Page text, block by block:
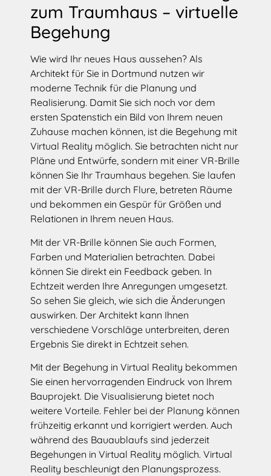
zum Traumhaus – virtuelle
Begehung
Wie wird Ihr neues Haus aussehen? Als
Architekt für Sie in Dortmund nutzen wir
moderne Technik für die Planung und
Realisierung. Damit Sie sich noch vor dem
ersten Spatenstich ein Bild von Ihrem neuen
Zuhause machen können, ist die Begehung mit
Virtual Reality möglich. Sie betrachten nicht nur
Pläne und Entwürfe, sondern mit einer VR-Brille
können Sie Ihr Traumhaus begehen. Sie laufen
mit der VR-Brille durch Flure, betreten Räume
und bekommen ein Gespür für Größen und
Relationen in Ihrem neuen Haus.
Mit der VR-Brille können Sie auch Formen,
Farben und Materialien betrachten. Dabei
können Sie direkt ein Feedback geben. In
Echtzeit werden Ihre Anregungen umgesetzt.
So sehen Sie gleich, wie sich die Änderungen
auswirken. Der Architekt kann Ihnen
verschiedene Vorschläge unterbreiten, deren
Ergebnis Sie direkt in Echtzeit sehen.
Mit der Begehung in Virtual Reality bekommen
Sie einen hervorragenden Eindruck von Ihrem
Bauprojekt. Die Visualisierung bietet noch
weitere Vorteile. Fehler bei der Planung können
frühzeitig erkannt und korrigiert werden. Auch
während des Bauaublaufs sind jederzeit
Begehungen in Virtual Reality möglich. Virtual
Reality beschleunigt den Planungsprozess.